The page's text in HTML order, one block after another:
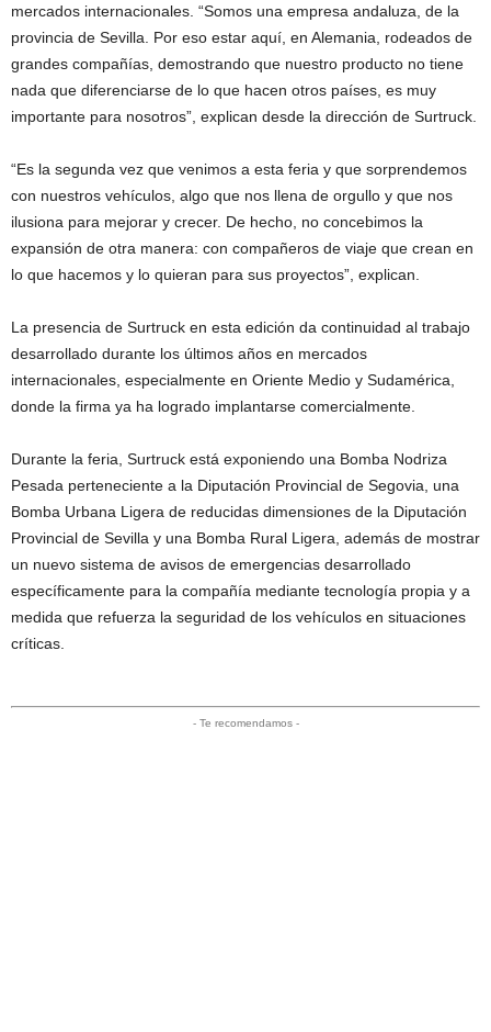
mercados internacionales. “Somos una empresa andaluza, de la
provincia de Sevilla. Por eso estar aquí, en Alemania, rodeados de
grandes compañías, demostrando que nuestro producto no tiene
nada que diferenciarse de lo que hacen otros países, es muy
importante para nosotros”, explican desde la dirección de Surtruck.
“Es la segunda vez que venimos a esta feria y que sorprendemos
con nuestros vehículos, algo que nos llena de orgullo y que nos
ilusiona para mejorar y crecer. De hecho, no concebimos la
expansión de otra manera: con compañeros de viaje que crean en
lo que hacemos y lo quieran para sus proyectos”, explican.
La presencia de Surtruck en esta edición da continuidad al trabajo
desarrollado durante los últimos años en mercados
internacionales, especialmente en Oriente Medio y Sudamérica,
donde la firma ya ha logrado implantarse comercialmente.
Durante la feria, Surtruck está exponiendo una Bomba Nodriza
Pesada perteneciente a la Diputación Provincial de Segovia, una
Bomba Urbana Ligera de reducidas dimensiones de la Diputación
Provincial de Sevilla y una Bomba Rural Ligera, además de mostrar
un nuevo sistema de avisos de emergencias desarrollado
específicamente para la compañía mediante tecnología propia y a
medida que refuerza la seguridad de los vehículos en situaciones
críticas.
- Te recomendamos -